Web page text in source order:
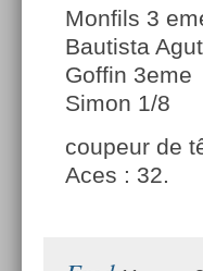
Monfils 3
Bautista
Goffin 3eme
Simon 1/8
coupeur de
Aces : 32.